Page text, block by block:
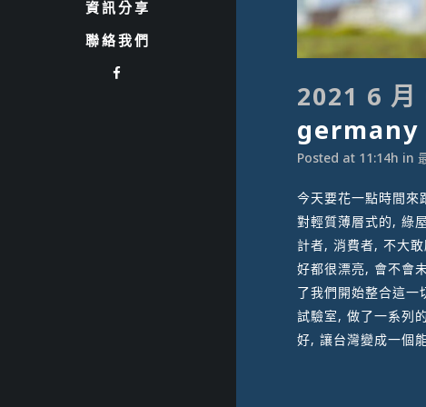
資訊分享
聯絡我們
2021 6 月
germany
Posted at 11:14h in
今天要花一點時間
對輕質薄層式的, 綠
計者, 消費者, 不大
好都很漂亮, 會不會
了我們開始整合這
試驗室, 做了一系列
好, 讓台灣變成一個